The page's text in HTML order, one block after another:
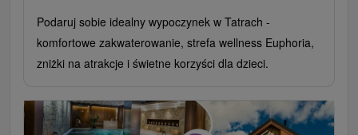
Podaruj sobie idealny wypoczynek w Tatrach -
komfortowe zakwaterowanie, strefa wellness Euphoria,
zniżki na atrakcje i świetne korzyści dla dzieci.